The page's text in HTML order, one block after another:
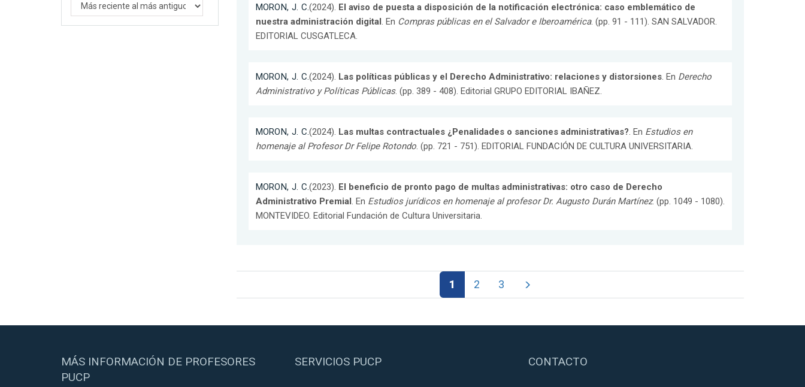
MORON, J. C.(2024). El aviso de puesta a disposición de la notificación electrónica: caso emblemático de
nuestra administración digital . En Compras públicas en el Salvador e Iberoamérica. (pp. 91 - 111). SAN SALVADOR.
EDITORIAL CUSGATLECA.
MORON, J. C.(2024). Las políticas públicas y el Derecho Administrativo: relaciones y distorsiones. En Derecho
Administrativo y Políticas Públicas. (pp. 389 - 408). Editorial GRUPO EDITORIAL IBAÑEZ.
MORON, J. C.(2024). Las multas contractuales ¿Penalidades o sanciones administrativas?. En Estudios en
homenaje al Profesor Dr Felipe Rotondo. (pp. 721 - 751). EDITORIAL FUNDACIÓN DE CULTURA UNIVERSITARIA.
MORON, J. C.(2023). El beneficio de pronto pago de multas administrativas: otro caso de Derecho
Administrativo Premial . En Estudios jurídicos en homenaje al profesor Dr. Augusto Durán Martínez. (pp. 1049 - 1080).
MONTEVIDEO. Editorial Fundación de Cultura Universitaria.
1 2 3
MÁS INFORMACIÓN DE PROFESORES
PUCP
SERVICIOS PUCP CONTACTO